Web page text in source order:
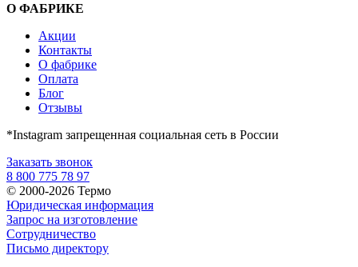
О ФАБРИКЕ
Акции
Контакты
О фабрике
Оплата
Блог
Отзывы
*Instagram запрещенная социальная сеть в России
Заказать звонок
8 800 775 78 97
© 2000-2026 Термо
Юридическая информация
Запрос на изготовление
Сотрудничество
Письмо директору